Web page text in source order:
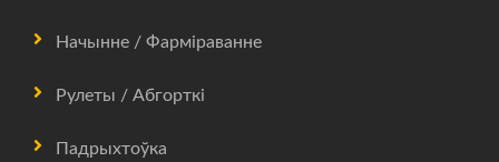
Начынне / Фарміраванне
Рулеты / Абгорткі
Падрыхтоўка